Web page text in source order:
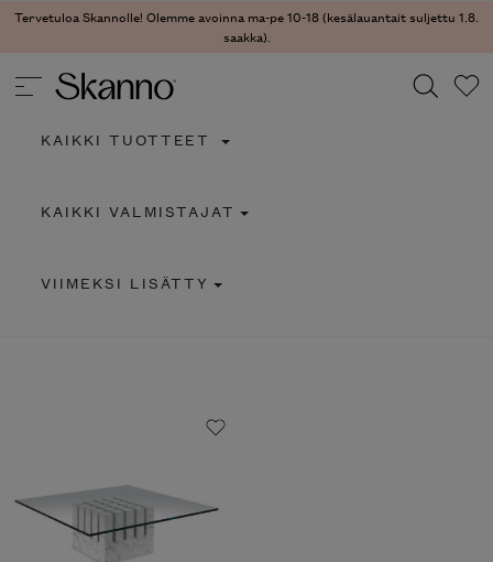
Tervetuloa Skannolle! Olemme avoinna ma-pe 10-18 (kesälauantait suljettu 1.8.
saakka).
Type 2 or more characters for results.
KAIKKI TUOTTEET
KAIKKI VALMISTAJAT
VIIMEKSI LISÄTTY